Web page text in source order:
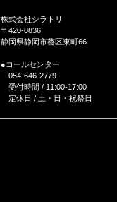
株式会社シラトリ
〒420-0836
静岡県静岡市葵区東町66
●コールセンター
054-646-2779
受付時間 / 11:00-17:00
定休日 / 土・日・祝祭日